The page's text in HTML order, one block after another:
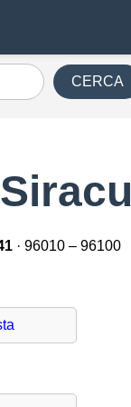
CERCA
· 96010 – 96100